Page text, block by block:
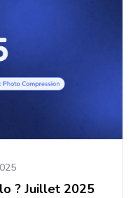
? Juillet 2025